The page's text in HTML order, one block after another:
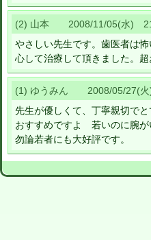
(2) 山本 2008/11/05(水)
やさしい先生です。歯医者は
心して治療して頂きました。
(1) ゆうみん 2008/05/27(
先生が優しくて、丁寧親切で
おすすめですよ 若いのに腕
勿論若者にも大好評です。